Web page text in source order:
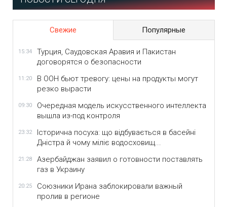
Свежие Популярные
15:34
Турция, Саудовская Аравия и Пакистан
договорятся о безопасности
11:20
В ООН бьют тревогу: цены на продукты могут
резко вырасти
09:30
Очередная модель искусственного интеллекта
вышла из-под контроля
23:32
Історична посуха: що відбувається в басейні
Дністра й чому міліє водосховищ...
21:28
Азербайджан заявил о готовности поставлять
газ в Украину
20:25
Союзники Ирана заблокировали важный
пролив в регионе